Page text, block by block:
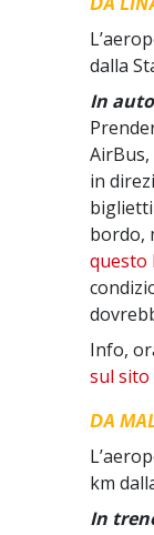
dalla
In
in
bordo,
questo
Info,
sul
DA
km
In